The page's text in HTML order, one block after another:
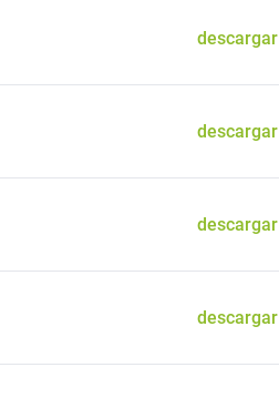
descargar
descargar
descargar
descargar